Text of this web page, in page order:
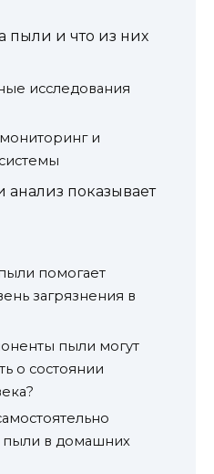
пыли и что из них
исследования
и
анализ показывает
помогает
загрязнения в
пыли могут
о состоянии
пыли в домашних